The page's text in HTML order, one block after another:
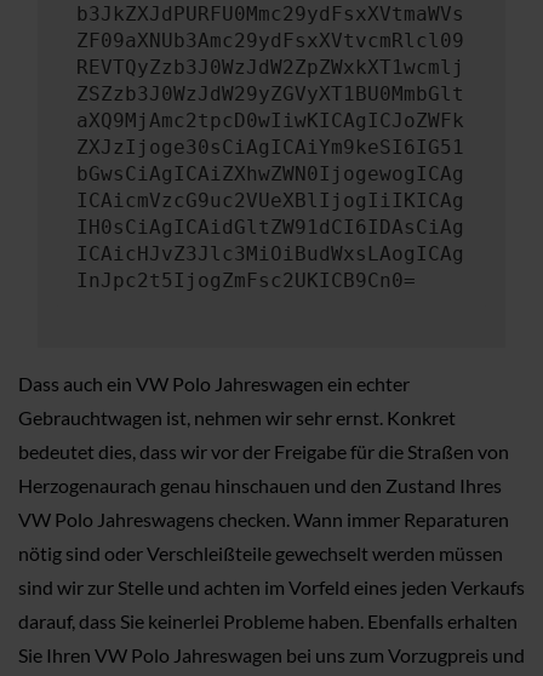
b3JkZXJdPURFU0Mmc29ydFsxXVtmaWVs
ZF09aXNUb3Amc29ydFsxXVtvcmRlcl09
REVTQyZzb3J0WzJdW2ZpZWxkXT1wcmlj
ZSZzb3J0WzJdW29yZGVyXT1BU0MmbGlt
aXQ9MjAmc2tpcD0wIiwKICAgICJoZWFk
ZXJzIjoge30sCiAgICAiYm9keSI6IG51
bGwsCiAgICAiZXhwZWN0IjogewogICAg
ICAicmVzcG9uc2VUeXBlIjogIiIKICAg
IH0sCiAgICAidGltZW91dCI6IDAsCiAg
ICAicHJvZ3Jlc3MiOiBudWxsLAogICAg
InJpc2t5IjogZmFsc2UKICB9Cn0=
Dass auch ein VW Polo Jahreswagen ein echter
Gebrauchtwagen ist, nehmen wir sehr ernst. Konkret
bedeutet dies, dass wir vor der Freigabe für die Straßen von
Herzogenaurach genau hinschauen und den Zustand Ihres
VW Polo Jahreswagens checken. Wann immer Reparaturen
nötig sind oder Verschleißteile gewechselt werden müssen
sind wir zur Stelle und achten im Vorfeld eines jeden Verkaufs
darauf, dass Sie keinerlei Probleme haben. Ebenfalls erhalten
Sie Ihren VW Polo Jahreswagen bei uns zum Vorzugpreis und